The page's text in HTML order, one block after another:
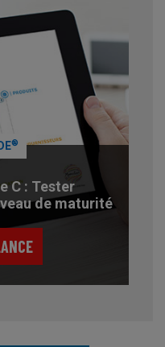
®
C : Tester
de maturité